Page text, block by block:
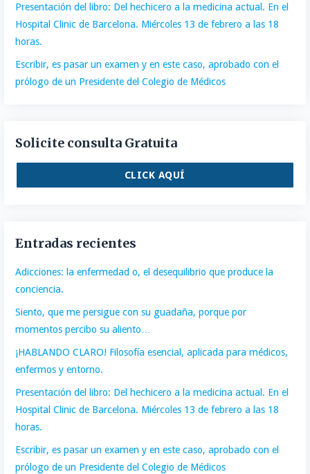
Presentación del libro: Del hechicero a la medicina actual. En el
Hospital Clinic de Barcelona. Miércoles 13 de febrero a las 18
horas.
Escribir, es pasar un examen y en este caso, aprobado con el
prólogo de un Presidente del Colegio de Médicos
Solicite consulta Gratuita
CLICK AQUÍ
Entradas recientes
Adicciones: la enfermedad o, el desequilibrio que produce la
conciencia.
Siento, que me persigue con su guadaña, porque por
momentos percibo su aliento…
¡HABLANDO CLARO! Filosofía esencial, aplicada para médicos,
enfermos y entorno.
Presentación del libro: Del hechicero a la medicina actual. En el
Hospital Clinic de Barcelona. Miércoles 13 de febrero a las 18
horas.
Escribir, es pasar un examen y en este caso, aprobado con el
prólogo de un Presidente del Colegio de Médicos